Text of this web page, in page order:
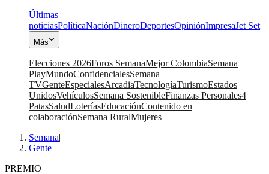
Últimas
noticiasPolíticaNaciónDineroDeportesOpiniónImpresaJet Set
Más
Elecciones 2026Foros SemanaMejor ColombiaSemana
PlayMundoConfidencialesSemana
TVGenteEspecialesArcadiaTecnologíaTurismoEstados
UnidosVehículosSemana SostenibleFinanzas Personales4
PatasSaludLoteríasEducaciónContenido en
colaboraciónSemana RuralMujeres
Semana|
Gente
PREMIO